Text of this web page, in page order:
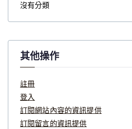
沒有分類
其他操作
註冊
登入
訂閱網站內容的資訊提供
訂閱留言的資訊提供